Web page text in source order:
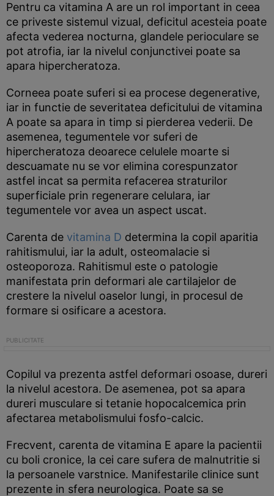
Pentru ca vitamina A are un rol important in ceea
ce priveste sistemul vizual, deficitul acesteia poate
afecta vederea nocturna, glandele perioculare se
pot atrofia, iar la nivelul conjunctivei poate sa
apara hipercheratoza.
Corneea poate suferi si ea procese degenerative,
iar in functie de severitatea deficitului de vitamina
A poate sa apara in timp si pierderea vederii. De
asemenea, tegumentele vor suferi de
hipercheratoza deoarece celulele moarte si
descuamate nu se vor elimina corespunzator
astfel incat sa permita refacerea straturilor
superficiale prin regenerare celulara, iar
tegumentele vor avea un aspect uscat.
Carenta de vitamina D determina la copil aparitia
rahitismului, iar la adult, osteomalacie si
osteoporoza. Rahitismul este o patologie
manifestata prin deformari ale cartilajelor de
crestere la nivelul oaselor lungi, in procesul de
formare si osificare a acestora.
Copilul va prezenta astfel deformari osoase, dureri
la nivelul acestora. De asemenea, pot sa apara
dureri musculare si tetanie hopocalcemica prin
afectarea metabolismului fosfo-calcic.
Frecvent, carenta de vitamina E apare la pacientii
cu boli cronice, la cei care sufera de malnutritie si
la persoanele varstnice. Manifestarile clinice sunt
prezente in sfera neurologica. Poate sa se